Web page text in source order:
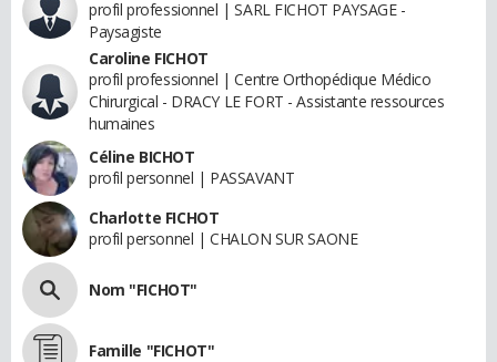
profil professionnel | SARL FICHOT PAYSAGE -
Paysagiste
Caroline FICHOT
profil professionnel | Centre Orthopédique Médico
Chirurgical - DRACY LE FORT - Assistante ressources
humaines
Céline BICHOT
profil personnel | PASSAVANT
Charlotte FICHOT
profil personnel | CHALON SUR SAONE
Nom "FICHOT"
Famille "FICHOT"